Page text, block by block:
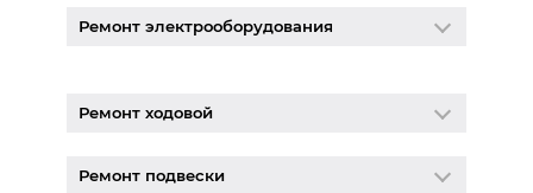
Ремонт электрооборудования
Ремонт ходовой
Ремонт подвески